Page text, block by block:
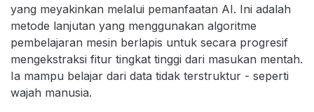
yang meyakinkan melalui pemanfaatan AI. Ini adalah
metode lanjutan yang menggunakan algoritme
pembelajaran mesin berlapis untuk secara progresif
mengekstraksi fitur tingkat tinggi dari masukan mentah.
Ia mampu belajar dari data tidak terstruktur - seperti
wajah manusia.